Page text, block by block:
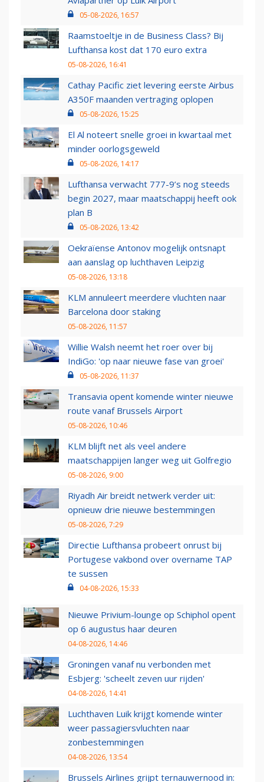
05-08-2026, 16:57
Raamstoeltje in de Business Class? Bij
Lufthansa kost dat 170 euro extra
05-08-2026, 16:41
Cathay Pacific ziet levering eerste Airbus
A350F maanden vertraging oplopen
05-08-2026, 15:25
El Al noteert snelle groei in kwartaal met
minder oorlogsgeweld
05-08-2026, 14:17
Lufthansa verwacht 777-9’s nog steeds
begin 2027, maar maatschappij heeft ook
plan B
05-08-2026, 13:42
Oekraïense Antonov mogelijk ontsnapt
aan aanslag op luchthaven Leipzig
05-08-2026, 13:18
KLM annuleert meerdere vluchten naar
Barcelona door staking
05-08-2026, 11:57
Willie Walsh neemt het roer over bij
IndiGo: 'op naar nieuwe fase van groei'
05-08-2026, 11:37
Transavia opent komende winter nieuwe
route vanaf Brussels Airport
05-08-2026, 10:46
KLM blijft net als veel andere
maatschappijen langer weg uit Golfregio
05-08-2026, 9:00
Riyadh Air breidt netwerk verder uit:
opnieuw drie nieuwe bestemmingen
05-08-2026, 7:29
Directie Lufthansa probeert onrust bij
Portugese vakbond over overname TAP
te sussen
04-08-2026, 15:33
Nieuwe Privium-lounge op Schiphol opent
op 6 augustus haar deuren
04-08-2026, 14:46
Groningen vanaf nu verbonden met
Esbjerg: 'scheelt zeven uur rijden'
04-08-2026, 14:41
Luchthaven Luik krijgt komende winter
weer passagiersvluchten naar
zonbestemmingen
04-08-2026, 13:54
Brussels Airlines grijpt ternauwernood in: